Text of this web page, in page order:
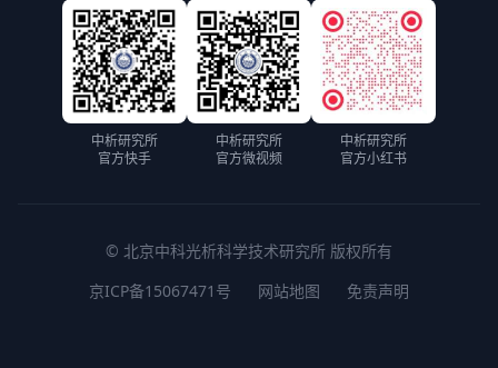
中析研究所
官方快手
中析研究所
官方微视频
中析研究所
官方小红书
© 北京中科光析科学技术研究所 版权所有
京ICP备15067471号
网站地图 免责声明